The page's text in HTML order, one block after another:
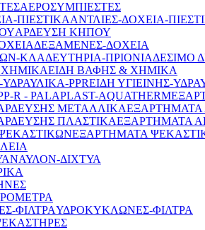
ΑΕΡΟΣΥΜΠΙΕΣΤΕΣ
ΑΝΤΛΙΕΣ-ΔΟΧΕΙΑ-
ΑΡΔΕΥΣΗ ΚΗΠΟΥ
ΔΕΞΑΜΕΝΕΣ-ΔΟΧΕΙΑ
ΔΕΣΙΜΟ
ΕΙΔΗ ΒΑΦΗΣ & ΧΗΜΙΚΑ
ΕΙΔΗ ΥΓΙΕΙΝΗΣ-
ΕΞΑΡΤΗΜΑΤΑ
ΕΞΑΡΤΗΜΑΤΑ
ΕΞΑΡΤΗΜΑΤΑ
ΝΑΥΛΟΝ-ΔΙΧΤΥΑ
ΥΔΡΟΚΥΚΛΩΝΕΣ-ΦΙΛΤΡΑ